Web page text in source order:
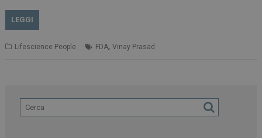
LEGGI
Lifescience People FDA,Vinay Prasad